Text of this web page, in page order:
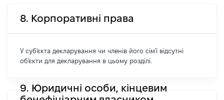
8. Корпоративні права
У суб'єкта декларування чи членів його сім'ї відсутні
об'єкти для декларування в цьому розділі.
9. Юридичні особи, кінцевим